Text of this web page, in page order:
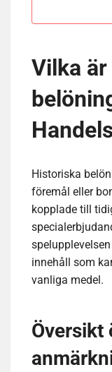
Vilka
Historiska
föremål eller
kopplade till
innehåll som
vanliga medel.
Översikt